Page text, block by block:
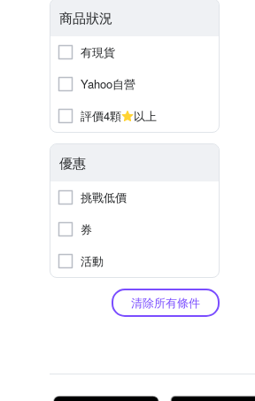
商品狀況
有現貨
Yahoo自營
評價4顆
以上
優惠
挑戰低價
券
活動
清除所有條件